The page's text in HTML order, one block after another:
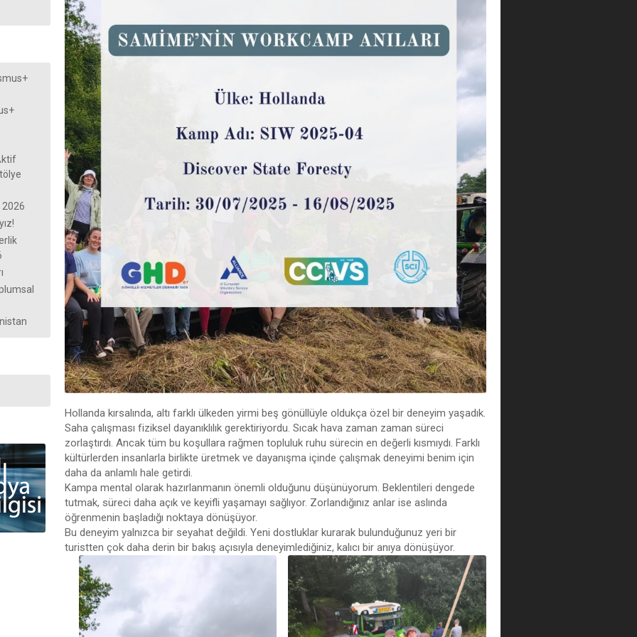
Hollanda kırsalında, altı farklı ülkeden yirmi beş gönüllüyle oldukça özel bir deneyim yaşadık.
Saha çalışması fiziksel dayanıklılık gerektiriyordu. Sıcak hava zaman zaman süreci
zorlaştırdı. Ancak tüm bu koşullara rağmen topluluk ruhu sürecin en değerli kısmıydı. Farklı
kültürlerden insanlarla birlikte üretmek ve dayanışma içinde çalışmak deneyimi benim için
daha da anlamlı hale getirdi.
Kampa mental olarak hazırlanmanın önemli olduğunu düşünüyorum. Beklentileri dengede
tutmak, süreci daha açık ve keyifli yaşamayı sağlıyor. Zorlandığınız anlar ise aslında
öğrenmenin başladığı noktaya dönüşüyor.
Bu deneyim yalnızca bir seyahat değildi. Yeni dostluklar kurarak bulunduğunuz yeri bir
turistten çok daha derin bir bakış açısıyla deneyimlediğiniz, kalıcı bir anıya dönüşüyor.
2026